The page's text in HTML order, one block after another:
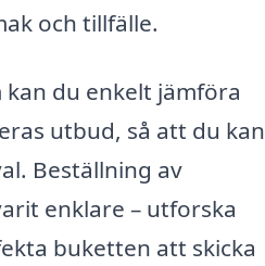
och tillfälle.
du enkelt jämföra
utbud, så att du kan
Beställning av
enklare – utforska
buketten att skicka